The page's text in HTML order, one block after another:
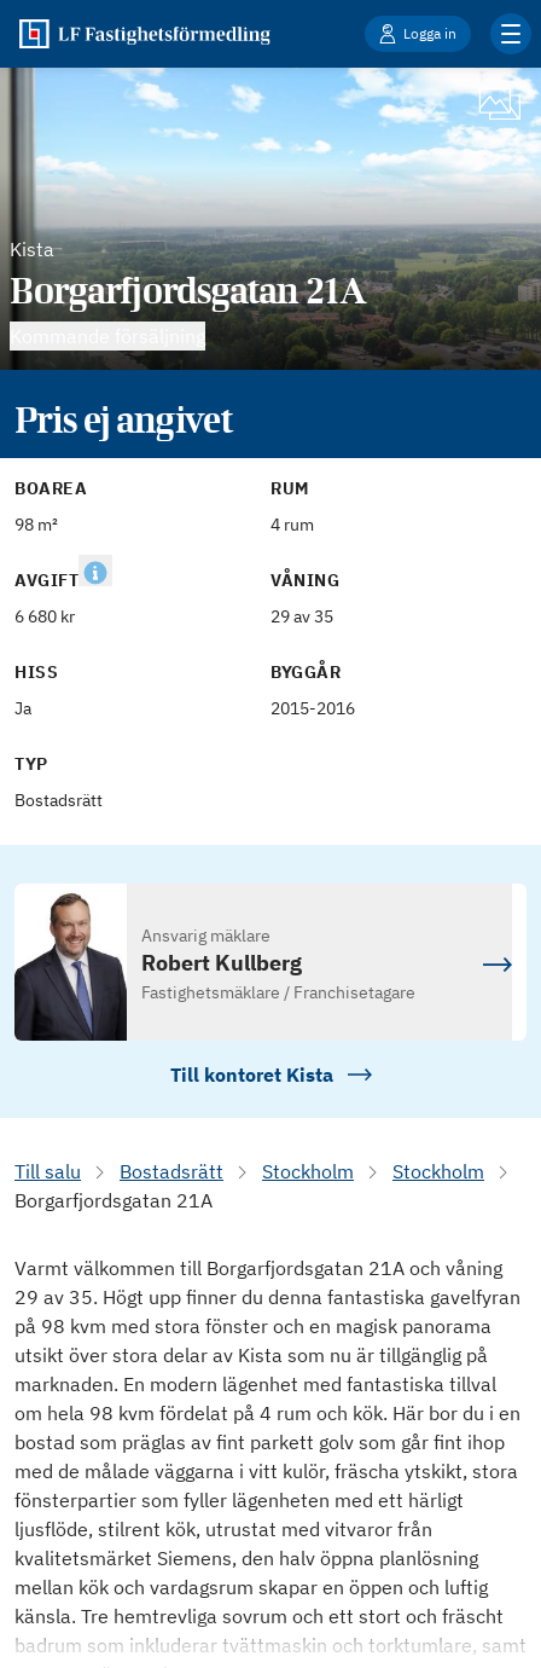
Logga in
Kista
Borgarfjordsgatan 21A
Pris ej angivet
BOAREA
98 m²
RUM
4 rum
AVGIFT
6 680 kr
VÅNING
29 av 35
HISS
Ja
BYGGÅR
2015-2016
TYP
Bostadsrätt
Ansvarig mäklare
Robert Kullberg
Fastighetsmäklare / Franchisetagare
Till kontoret Kista
Till salu Bostadsrätt Stockholm
Stockholm
Borgarfjordsgatan 21A
Varmt välkommen till Borgarfjordsgatan 21A och våning
29 av 35. Högt upp finner du denna fantastiska gavelfyran
på 98 kvm med stora fönster och en magisk panorama
utsikt över stora delar av Kista som nu är tillgänglig på
marknaden. En modern lägenhet med fantastiska tillval
om hela 98 kvm fördelat på 4 rum och kök. Här bor du i en
bostad som präglas av fint parkett golv som går fint ihop
med de målade väggarna i vitt kulör, fräscha ytskikt, stora
fönsterpartier som fyller lägenheten med ett härligt
ljusflöde, stilrent kök, utrustat med vitvaror från
kvalitetsmärket Siemens, den halv öppna planlösning
mellan kök och vardagsrum skapar en öppen och luftig
känsla. Tre hemtrevliga sovrum och ett stort och fräscht
badrum som inkluderar tvättmaskin och torktumlare, samt